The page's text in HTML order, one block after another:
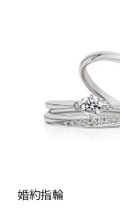
クオリティペ
では、 各項目
では、 一般的
パーハードプ
内で職人がきれ
婚約指輪